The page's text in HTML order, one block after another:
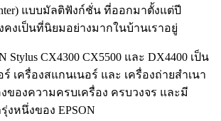
แบบมัลติฟังก์ชั่น ที่ออกมาตั้งแต่ปี
คงเป็นที่นิยมอย่างมากในบ้านเราอยู่
Stylus CX4300 CX5500 และ DX4400 เป็น
ร์ เครื่องสแกนเนอร์ และ เครื่องถ่ายสำเนา
ของความครบเครื่อง ครบวงจร และมี
หนึ่งของ EPSON